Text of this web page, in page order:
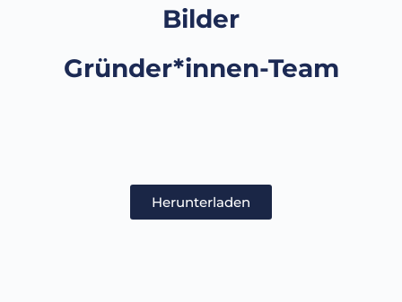
Bilder
Gründer*innen-Team
Herunterladen